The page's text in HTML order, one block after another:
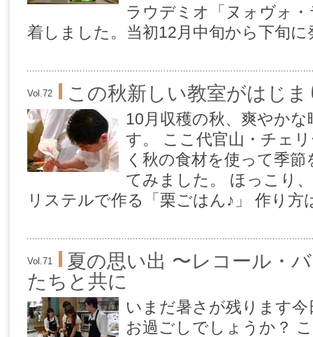
ラウデミオ「ヌォヴォ
着しました。当初12月中旬から下旬
Vol.72 この秋新しい教室がはじ
10月収穫の秋、爽やか
す。 ここ代官山・チェ
く秋の食材を使って季
てみました。 ほっこり
リステルで作る「栗ごはん♪」 作り
Vol.71
夏の思い出 〜レコール・
たちと共に
いまだ暑さが残ります
お過ごしでしょうか？